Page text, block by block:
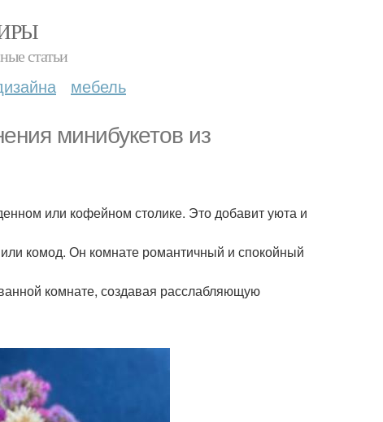
статьи
мебель
минибукетов из
или кофейном столике. Это добавит уюта и
комод. Он комнате романтичный и спокойный
комнате, создавая расслабляющую